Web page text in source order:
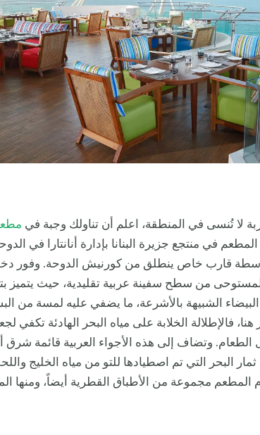
لا تُنسى في المنطقة، اعلم أن تناولك وجبة في
في منتجع جزيرة البنانا بإدارة أنانتارا في
قارب خاص ينطلق من كورنيش الدوحة. وفور
من سطح سفينة عربية تقليدية، حيث يتميز
البيضاء الشبيهة بالأشرعة، ما يضفي عليه لمسة من
فالإطلالة الخلابة على مياه البحر الهادئة تكفي
الطعام. وتضاف إلى هذه الأجواء العربية قائمة
البحر التي تم اصطيادها للتو من مياه الخليج
المطعم مجموعة من الأطباق القطرية أيضاً، ومنها